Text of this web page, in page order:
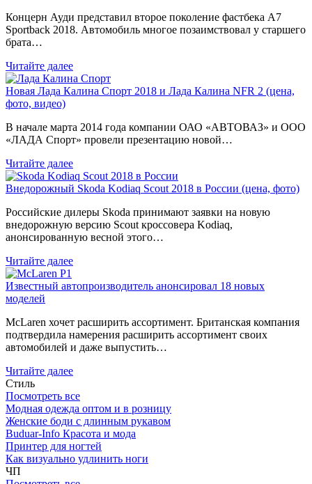
Концерн Ауди представил второе поколение фастбека A7
Sportback 2018. Автомобиль многое позаимствовал у старшего
брата…
Читайте далее
Новая Лада Калина Спорт 2018 и Лада Калина NFR 2 (цена,
фото, видео)
В начале марта 2014 года компании ОАО «АВТОВАЗ» и ООО
«ЛАДА Спорт» провели презентацию новой…
Читайте далее
Внедорожный Skoda Kodiaq Scout 2018 в России (цена, фото)
Российские дилеры Skoda принимают заявки на новую
внедорожную версию Scout кроссовера Kodiaq,
анонсированную весной этого…
Читайте далее
Известный автопроизводитель анонсировал 18 новых
моделей
McLaren хочет расширить ассортимент. Британская компания
подтвердила намерения расширить ассортимент своих
автомобилей и даже выпустить…
Читайте далее
Стиль
Посмотреть все
Модная одежда оптом и в розницу
Женские боди с длинным рукавом
Buduar-Info Красота и мода
Принтер для ногтей
Как визуально удлинить ноги
ЧП